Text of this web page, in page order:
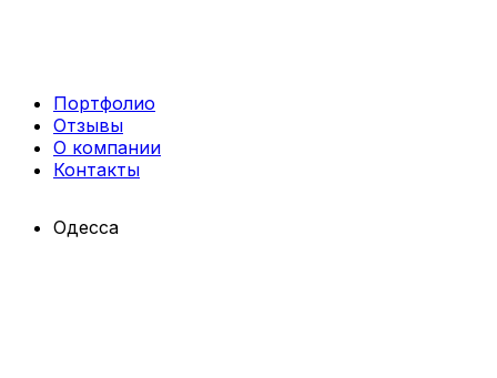
Портфолио
Отзывы
О компании
Контакты
Одесса